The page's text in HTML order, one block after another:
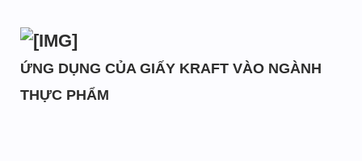
ỨNG DỤNG CỦA GIẤY KRAFT VÀO NGÀNH
THỰC PHẨM